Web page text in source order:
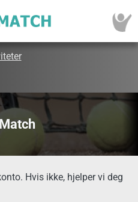
Hvis ikke, hjelper vi deg